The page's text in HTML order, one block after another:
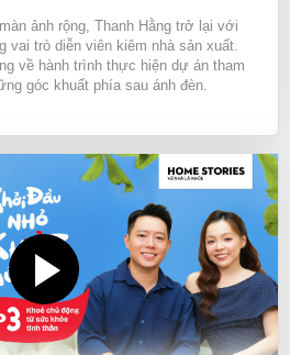
ảnh rộng, Thanh Hằng trở lại với
vai trò diễn viên kiêm nhà sản xuất.
về hành trình thực hiện dự án tham
góc khuất phía sau ánh đèn.